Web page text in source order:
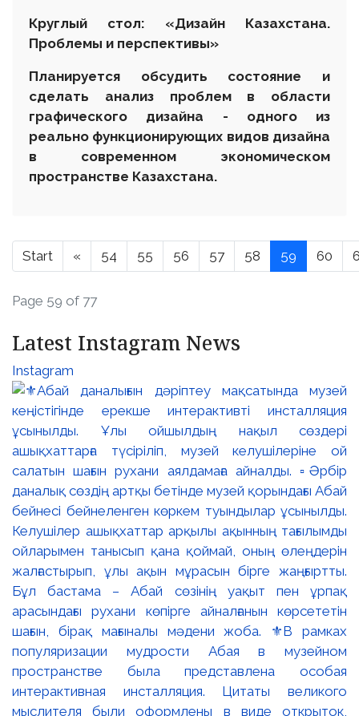
Круглый стол: «Дизайн Казахстана.
Проблемы и перспективы»
Планируется обсудить состояние и
сделать анализ проблем в области
графического дизайна - одного из
реально функционирующих видов дизайна
в современном экономическом
пространстве Казахстана.
Start « 54 55 56 57 58 59 60
Page 59 of 77
Latest Instagram News
Instagram